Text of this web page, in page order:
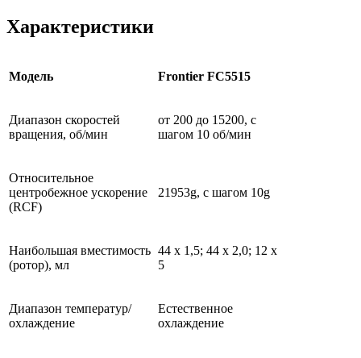
Характеристики
Модель Frontier FC5515
Диапазон скоростей
вращения, об/мин
от 200 до 15200, с
шагом 10 об/мин
Относительное
центробежное ускорение
(RCF)
21953g, с шагом 10g
Наибольшая вместимость
(ротор), мл
44 x 1,5; 44 х 2,0; 12 x
5
Диапазон температур/
охлаждение
Естественное
охлаждение